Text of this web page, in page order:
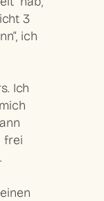
3
ich
Ich
frei